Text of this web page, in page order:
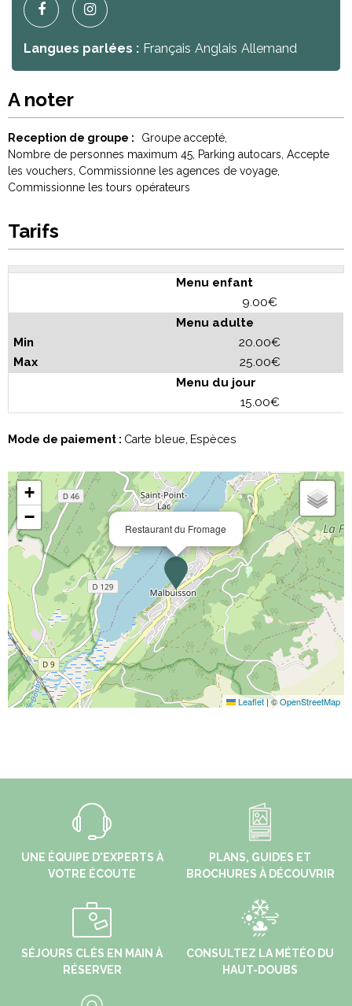
Langues parlées : Français Anglais Allemand
A noter
Reception de groupe :
Groupe accepté
Nombre de personnes maximum 45 Parking autocars Accepte
les vouchers Commissionne les agences de voyage
Commissionne les tours opérateurs
Tarifs
Menu enfant
9.00€
Menu adulte
20.00€
25.00€
Menu du jour
15.00€
Mode de paiement : Carte bleue Espèces
Restaurant du Fromage
+
−
Leaflet|©OpenStreetMap
UNE ÉQUIPE D'EXPERTS À
VOTRE ÉCOUTE
PLANS, GUIDES ET
BROCHURES À DÉCOUVRIR
SÉJOURS CLÉS EN MAIN À
RÉSERVER
CONSULTEZ LA MÉTÉO DU
HAUT-DOUBS